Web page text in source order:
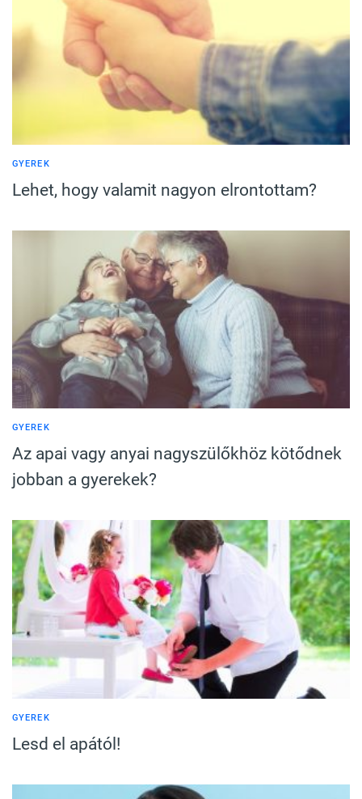
GYEREK
Lehet, hogy valamit nagyon elrontottam?
GYEREK
Az apai vagy anyai nagyszülőkhöz kötődnek
jobban a gyerekek?
GYEREK
Lesd el apától!